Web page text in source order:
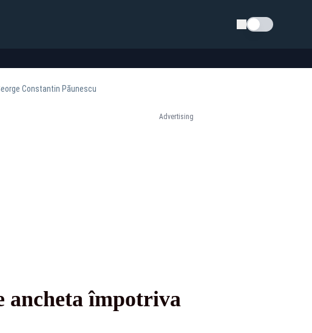
Schimba tema
Constantin Păunescu
Advertising
ancheta împotriva